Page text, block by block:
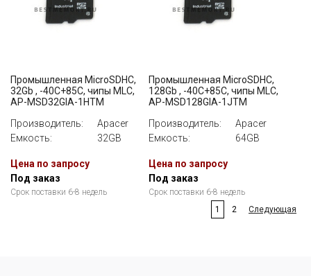
Промышленная MicroSDHC,
32Gb , -40C+85C, чипы MLC,
AP-MSD32GIA-1HTM
Производитель:
Apacer
Емкость:
32GB
Цена по запросу
Под заказ
Срок поставки 6-8 недель
Промышленная MicroSDHC,
128Gb , -40C+85C, чипы MLC,
AP-MSD128GIA-1JTM
Производитель:
Apacer
Емкость:
64GB
Цена по запросу
Под заказ
Срок поставки 6-8 недель
1
2 Следующая